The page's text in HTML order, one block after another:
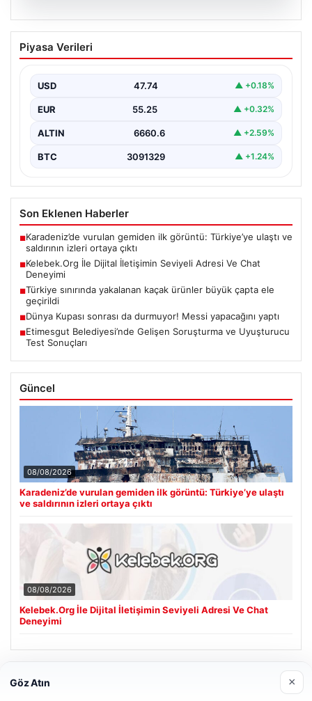
Kelebek.Org İle Dijital İletişimin Seviyeli
Adresi Ve Chat Deneyimi
kurması ciddi bir önem taşımaktadır. Halen birçok…
Piyasa Verileri
USD 47.74 ▲ +0.18%
EUR 55.25 ▲ +0.32%
ALTIN 6660.6 ▲ +2.59%
BTC 3091329 ▲ +1.24%
Son Eklenen Haberler
■Karadeniz’de vurulan gemiden ilk görüntü: Türkiye’ye ulaştı ve
saldırının izleri ortaya çıktı
■Kelebek.Org İle Dijital İletişimin Seviyeli Adresi Ve Chat
Deneyimi
■Türkiye sınırında yakalanan kaçak ürünler büyük çapta ele
geçirildi
■Dünya Kupası sonrası da durmuyor! Messi yapacağını yaptı
■Etimesgut Belediyesi’nde Gelişen Soruşturma ve Uyuşturucu
Test Sonuçları
Güncel
08/08/2026
Karadeniz’de vurulan gemiden ilk görüntü: Türkiye’ye ulaştı
ve saldırının izleri ortaya çıktı
08/08/2026
Kelebek.Org İle Dijital İletişimin Seviyeli Adresi Ve Chat
Deneyimi
Son Eklenen Firmalar
Göz Atın ×